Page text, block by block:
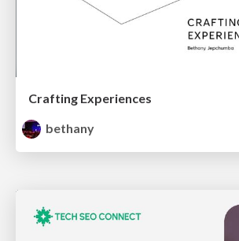
Crafting Experiences
bethany